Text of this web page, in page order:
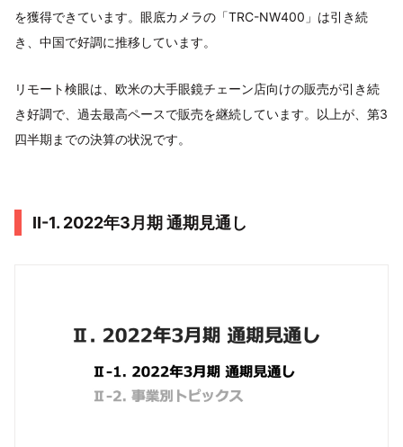
を獲得できています。眼底カメラの「TRC-NW400」は引き続
き、中国で好調に推移しています。
リモート検眼は、欧米の大手眼鏡チェーン店向けの販売が引き続
き好調で、過去最高ペースで販売を継続しています。以上が、第3
四半期までの決算の状況です。
Ⅱ-1. 2022年3月期 通期見通し